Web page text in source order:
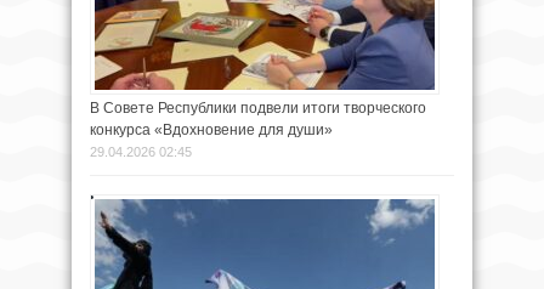
В Совете Республики подвели итоги творческого
конкурса «Вдохновение для души»
29.04.2026 02:45